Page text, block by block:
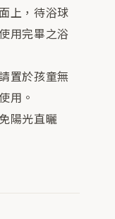
上，待浴球
用完畢之浴
置於孩童無
用。
陽光直曬